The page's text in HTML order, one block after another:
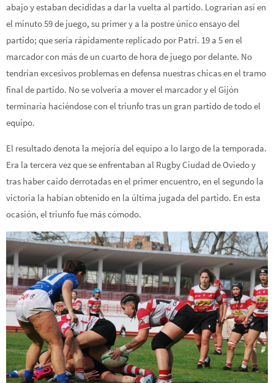
abajo y estaban decididas a dar la vuelta al partido. Lograrían así en
el minuto 59 de juego, su primer y a la postre único ensayo del
partido; que sería rápidamente replicado por Patri. 19 a 5 en el
marcador con más de un cuarto de hora de juego por delante. No
tendrían excesivos problemas en defensa nuestras chicas en el tramo
final de partido. No se volvería a mover el marcador y el Gijón
terminaría haciéndose con el triunfo tras un gran partido de todo el
equipo.
El resultado denota la mejoría del equipo a lo largo de la temporada.
Era la tercera vez que se enfrentaban al Rugby Ciudad de Oviedo y
tras haber caído derrotadas en el primer encuentro, en el segundo la
victoria la habían obtenido en la última jugada del partido. En esta
ocasión, el triunfo fue más cómodo.